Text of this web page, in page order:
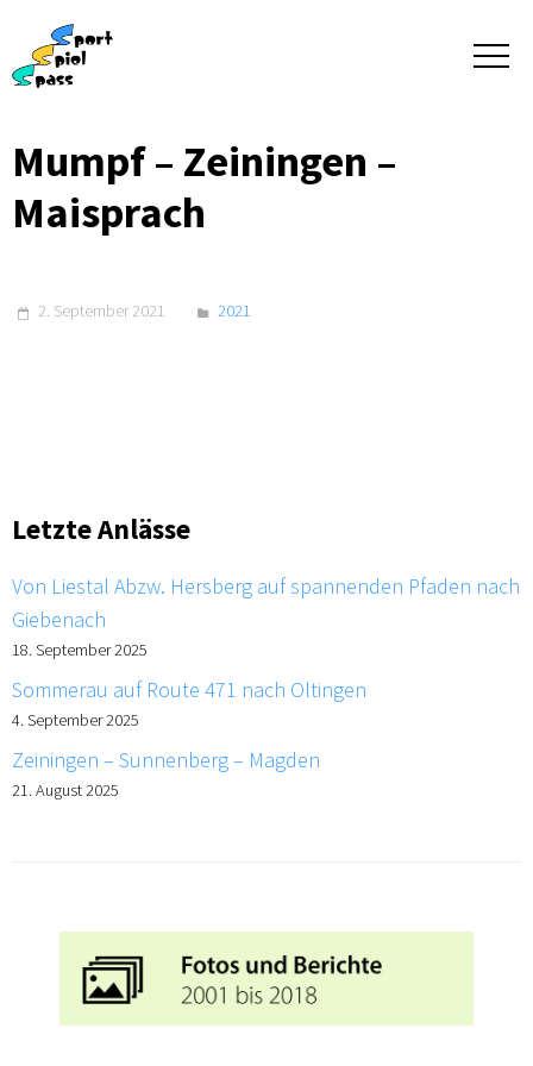
Mumpf – Zeiningen –
Maisprach
2. September 2021 2021
Letzte Anlässe
Von Liestal Abzw. Hersberg auf spannenden Pfaden nach
Giebenach
18. September 2025
Sommerau auf Route 471 nach Oltingen
4. September 2025
Zeiningen – Sunnenberg – Magden
21. August 2025